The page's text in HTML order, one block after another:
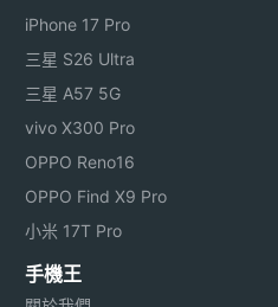
/ Flash
、1080P Full HD 影片
ROM
充、最高至 32GB 記憶
iPhone 17 Pro
三星 S26 Ultra
三星 A57 5G
vivo X300 Pro
OPPO Reno16
OPPO Find X9 Pro
小米 17T Pro
手機王